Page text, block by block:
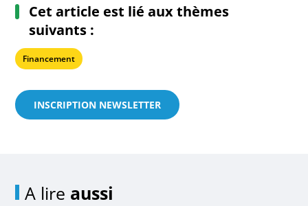
Cet article est lié aux thèmes
suivants :
Financement
INSCRIPTION NEWSLETTER
A lire aussi